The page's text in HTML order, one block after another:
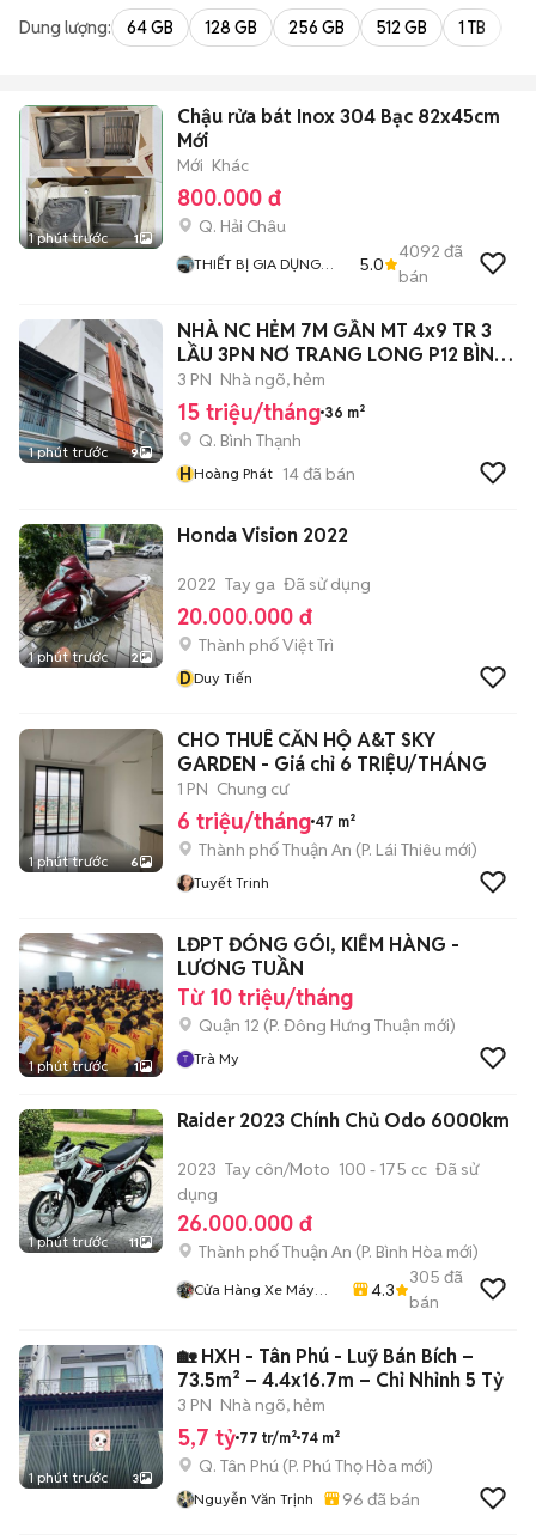
Dung lượng: 64 GB 128 GB 256 GB 512 GB 1 TB
1 phút trước 1
Chậu rửa bát Inox 304 Bạc 82x45cm
Mới
Mới Khác
800.000 đ
Q. Hải Châu
THIẾT BỊ GIA DỤNG
5.0
4092 đã
bán
1 phút trước 9
NHÀ NC HẺM 7M GẦN MT 4x9 TR 3
LẦU 3PN NƠ TRANG LONG P12 BÌNH
THẠNH
3 PN Nhà ngõ, hẻm
15 triệu/tháng 36 m²
Q. Bình Thạnh
HHoàng Phát 14đã bán
1 phút trước 2
Honda Vision 2022
2022 Tay ga Đã sử dụng
20.000.000 đ
Thành phố Việt Trì
DDuy Tiến
1 phút trước 6
CHO THUÊ CĂN HỘ A&T SKY
GARDEN - Giá chỉ 6 TRIỆU/THÁNG
1 PN Chung cư
6 triệu/tháng 47 m²
Thành phố Thuận An (P. Lái Thiêu mới)
Tuyết Trinh
1 phút trước 1
LĐPT ĐÓNG GÓI, KIỂM HÀNG -
LƯƠNG TUẦN
Từ 10 triệu/tháng
Quận 12 (P. Đông Hưng Thuận mới)
Trà My
1 phút trước 11
Raider 2023 Chính Chủ Odo 6000km
2023 Tay côn/Moto 100 - 175 cc Đã sử
dụng
26.000.000 đ
Thành phố Thuận An (P. Bình Hòa mới)
Cửa Hàng Xe Máy
4.3
305 đã
bán
1 phút trước 3
🏡 HXH - Tân Phú - Luỹ Bán Bích –
73.5m² – 4.4x16.7m – Chỉ Nhỉnh 5 Tỷ
3 PN Nhà ngõ, hẻm
5,7 tỷ 77 tr/m² 74 m²
Q. Tân Phú (P. Phú Thọ Hòa mới)
Nguyễn Văn Trịnh 96 đã bán